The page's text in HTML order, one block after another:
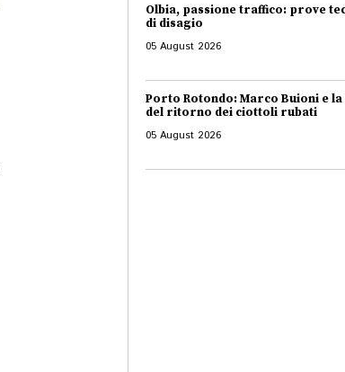
Olbia, passione traffico: prove
di disagio
05 August 2026
Porto Rotondo: Marco Buioni e
del ritorno dei ciottoli rubati
05 August 2026